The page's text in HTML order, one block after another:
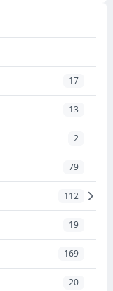
17
13
2
79
112
19
169
20